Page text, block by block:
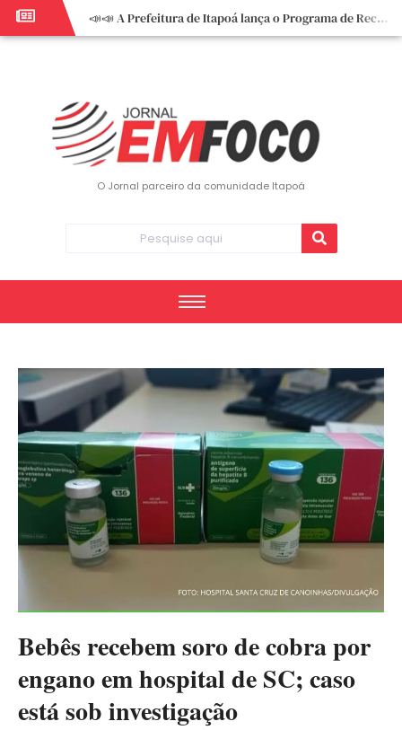
📣📣 A Prefeitura de Itapoá lança o Programa de Recuperação Fiscal (REFIS).
📢 Empreendedor do turismo, esta oportunidade é para você! Itapoá – SC.
O Jornal parceiro da comunidade Itapoá
Bebês recebem soro de cobra por
engano em hospital de SC; caso
está sob investigação